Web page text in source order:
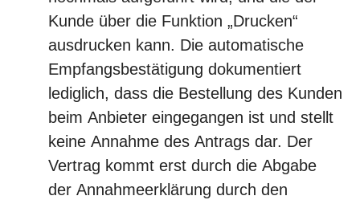
Kunde über die Funktion „Drucken“
ausdrucken kann. Die automatische
Empfangsbestätigung dokumentiert
lediglich, dass die Bestellung des Kunden
beim Anbieter eingegangen ist und stellt
keine Annahme des Antrags dar. Der
Vertrag kommt erst durch die Abgabe
der Annahmeerklärung durch den